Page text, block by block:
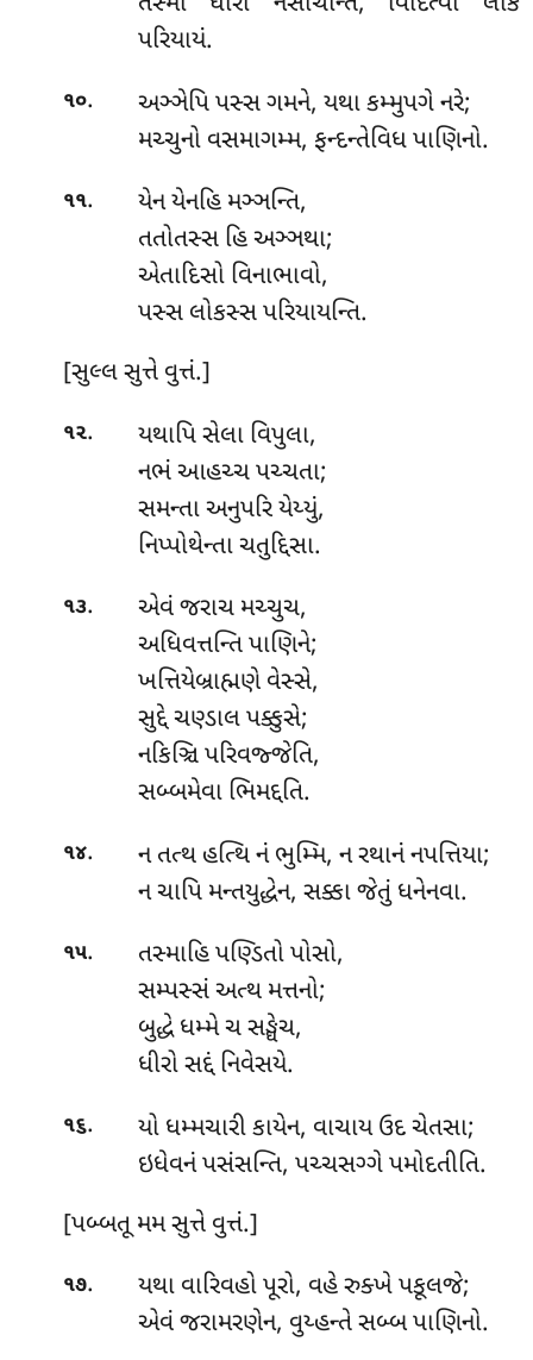
પરિયાયં.
૧૦. અઞ્ઞેપિપસ્સ ગમને, યથા કમ્મુપગે નરે;
મચ્ચુનો વસમાગમ્મ, ફન્દન્તેવિધ પાણિનો.
૧૧.
યેન યેનહિ મઞ્ઞન્તિ,
તતોતસ્સ હિ અઞ્ઞથા;
એતાદિસો વિનાભાવો,
પસ્સ લોકસ્સ પરિયાયન્તિ.
[સુલ્લ સુત્તે વુત્તં.]
૧૨. યથાપિસેલા વિપુલા,
નભં આહચ્ચ પચ્ચતા;
સમન્તા અનુપરિ યેય્યું,
નિપ્પોથેન્તા ચતુદ્દિસા.
૧૩.
એવં જરાચ મચ્ચુચ,
અધિવત્તન્તિ પાણિને;
ખત્તિયેબ્રાહ્મણે વેસ્સે,
સુદ્દે ચણ્ડાલ પક્કુસે;
નકિઞ્ચિ પરિવજ્જેતિ,
સબ્બમેવા ભિમદ્દતિ.
૧૪. નતત્થ હત્થિ નં ભુમ્મિ, ન રથાનં નપત્તિયા;
ન ચાપિ મન્તયુદ્ધેન, સક્કા જેતું ધનેનવા.
૧૫. તસ્માહિપણ્ડિતો પોસો,
સમ્પસ્સં અત્થ મત્તનો;
બુદ્ધે ધમ્મે ચ સઙ્ઘેચ,
ધીરો સદ્દં નિવેસયે.
૧૬.
યો ધમ્મચારી કાયેન, વાચાય ઉદ ચેતસા;
ઇધેવનં પસંસન્તિ, પચ્ચસગ્ગે પમોદતીતિ.
[પબ્બતૂ મમ સુત્તે વુત્તં.]
૧૭. યથા વારિવહો પૂરો, વહે રુક્ખે પકૂલજે;
એવં જરામરણેન, વુય્હન્તે સબ્બ પાણિનો.